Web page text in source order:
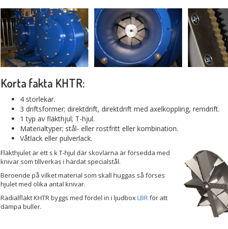
Korta fakta KHTR:
4 storlekar.
3 driftsformer; direktdrift, direktdrift med axelkoppling, remdrift.
1 typ av fläkthjul; T-hjul.
Materialtyper; stål- eller rostfritt eller kombination.
Våtlack eller pulverlack.
Fläkthjulet är ett s k T-hjul där skovlarna är försedda med
knivar som tillverkas i härdat specialstål.
Beroende på vilket material som skall huggas så förses
hjulet med olika antal knivar.
Radialfläkt KHTR byggs med fördel in i ljudboxLBRför att
dämpa buller.